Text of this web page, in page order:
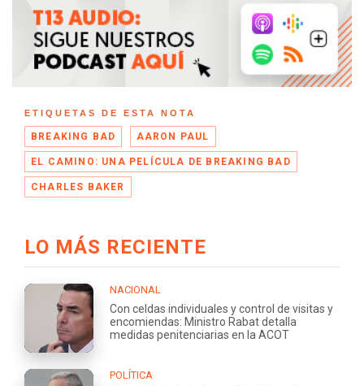
ETIQUETAS DE ESTA NOTA
BREAKING BAD AARON PAUL
EL CAMINO: UNA PELÍCULA DE BREAKING BAD
CHARLES BAKER
LO MÁS RECIENTE
NACIONAL
Con celdas individuales y control de visitas y
encomiendas: Ministro Rabat detalla
medidas penitenciarias en la ACOT
POLÍTICA